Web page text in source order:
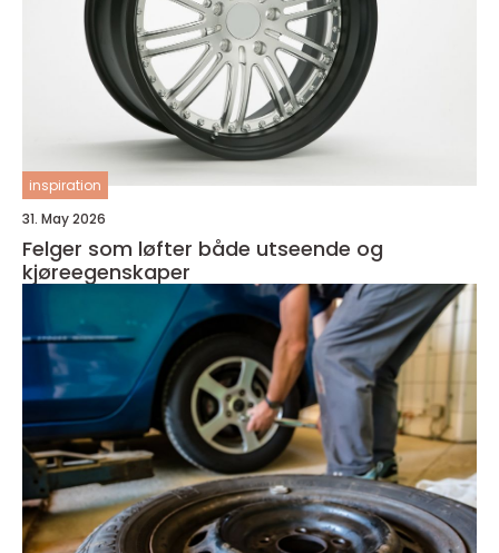
inspiration
31. May 2026
Felger som løfter både utseende og
kjøreegenskaper